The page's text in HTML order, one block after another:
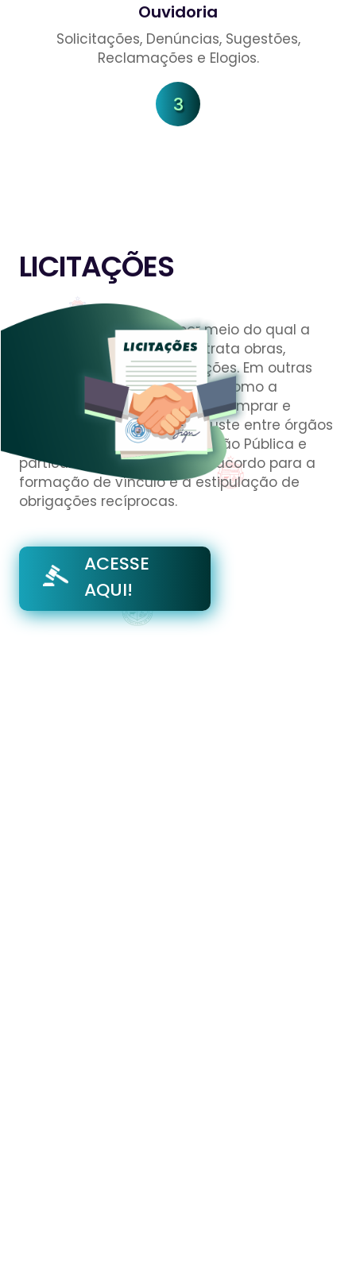
Ouvidoria
Solicitações, Denúncias, Sugestões,
Reclamações e Elogios.
3
LICITAÇÕES
Licitação é o processo por meio do qual a
Administração Pública contrata obras,
serviços, compras e alienações. Em outras
palavras, licitação é a forma como a
Administração Pública pode comprar e
vender. Já o contrato é o ajuste entre órgãos
ou entidades da Administração Pública e
particulares, em que há um acordo para a
formação de vínculo e a estipulação de
obrigações recíprocas.
ACESSE
AQUI!